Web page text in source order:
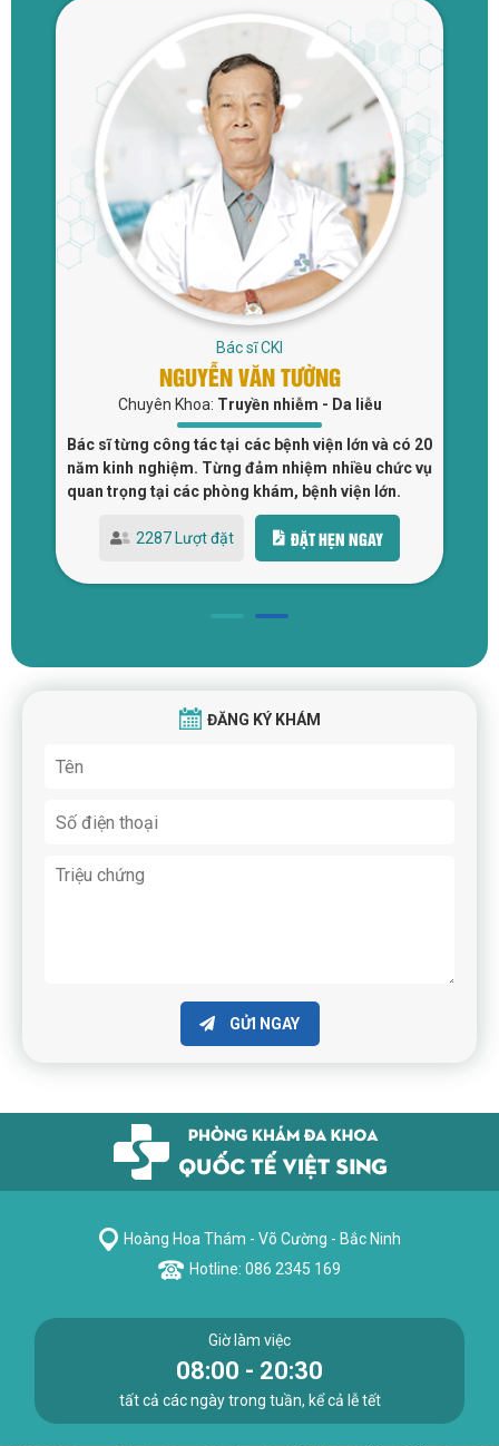
Bác sĩ CKI
NGUYỄN VĂN TƯỜNG
Chuyên Khoa: Truyền nhiễm - Da liễu
Bác sĩ từng công tác tại các bệnh viện lớn và có 20
năm kinh nghiệm. Từng đảm nhiệm nhiều chức vụ
quan trọng tại các phòng khám, bệnh viện lớn.
2287 Lượt đặt ĐẶT HẸN NGAY
ĐĂNG KÝ KHÁM
GỬI NGAY
Hoàng Hoa Thám - Võ Cường - Bắc Ninh
Hotline: 086 2345 169
Giờ làm việc
08:00 - 20:30
tất cả các ngày trong tuần, kể cả lễ tết